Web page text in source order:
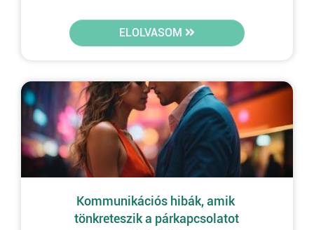
ELOLVASOM
Kommunikációs hibák, amik
tönkreteszik a párkapcsolatot